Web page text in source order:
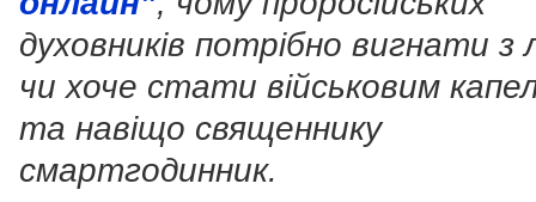
духовників потрібно вигнати з
чи хоче стати військовим
та навіщо священнику
смартгодинник.